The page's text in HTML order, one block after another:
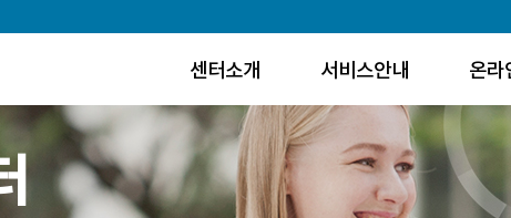
센터소개 서비스안내 온라